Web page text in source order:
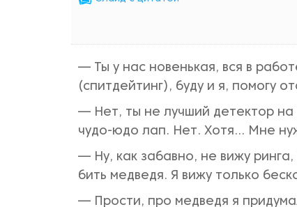
— Ты у нас новенькая, вся в
(спитдейтинг), буду и я, помогу
— Нет, ты не лучший детектор на
чудо-юдо лап. Нет. Хотя... Мне
— Ну, как забавно, не вижу
бить медведя. Я вижу только
— Прости, про медведя я